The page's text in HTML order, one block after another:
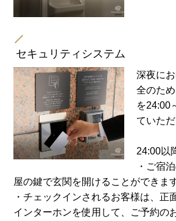
セキュリティシステム
深夜に
全のた
を24:00
ていただ
24:00以
・ご宿
屋の鍵で玄関を開けることができま
・チェックインされるお客様は、正
インターホンを使用して、ご予約の